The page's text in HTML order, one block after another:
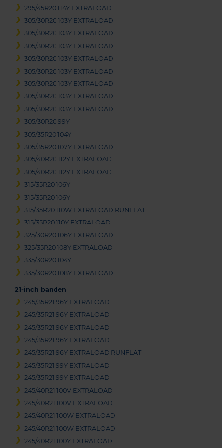
295/45R20 114Y EXTRALOAD
305/30R20 103Y EXTRALOAD
305/30R20 103Y EXTRALOAD
305/30R20 103Y EXTRALOAD
305/30R20 103Y EXTRALOAD
305/30R20 103Y EXTRALOAD
305/30R20 103Y EXTRALOAD
305/30R20 103Y EXTRALOAD
305/30R20 103Y EXTRALOAD
305/30R20 99Y
305/35R20 104Y
305/35R20 107Y EXTRALOAD
305/40R20 112Y EXTRALOAD
305/40R20 112Y EXTRALOAD
315/35R20 106Y
315/35R20 106Y
315/35R20 110W EXTRALOAD RUNFLAT
315/35R20 110Y EXTRALOAD
325/30R20 106Y EXTRALOAD
325/35R20 108Y EXTRALOAD
335/30R20 104Y
335/30R20 108Y EXTRALOAD
21-inch banden
245/35R21 96Y EXTRALOAD
245/35R21 96Y EXTRALOAD
245/35R21 96Y EXTRALOAD
245/35R21 96Y EXTRALOAD
245/35R21 96Y EXTRALOAD RUNFLAT
245/35R21 99Y EXTRALOAD
245/35R21 99Y EXTRALOAD
245/40R21 100V EXTRALOAD
245/40R21 100V EXTRALOAD
245/40R21 100W EXTRALOAD
245/40R21 100W EXTRALOAD
245/40R21 100Y EXTRALOAD